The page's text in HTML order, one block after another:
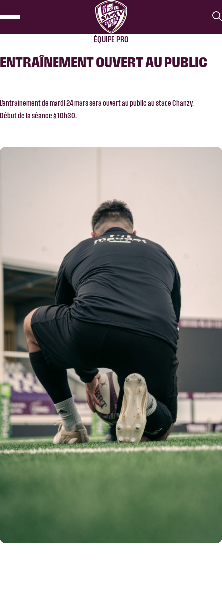
ÉQUIPE PRO
ENTRAÎNEMENT OUVERT AU PUBLIC
L’entraînement de mardi 24 mars sera ouvert au public au stade Chanzy.
Début de la séance à 10h30.